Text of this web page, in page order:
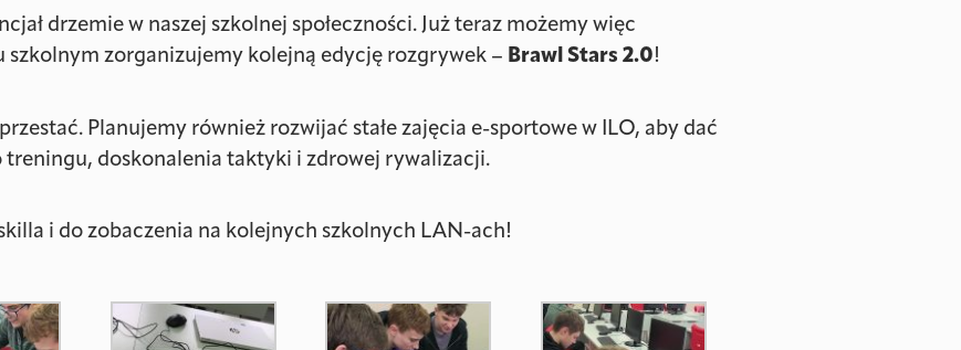
drzemie w naszej szkolnej społeczności. Już teraz możemy więc
szkolnym zorganizujemy kolejną edycję rozgrywek – Brawl Stars 2.0!
Planujemy również rozwijać stałe zajęcia e-sportowe w ILO, aby dać
treningu, doskonalenia taktyki i zdrowej rywalizacji.
i do zobaczenia na kolejnych szkolnych LAN-ach!